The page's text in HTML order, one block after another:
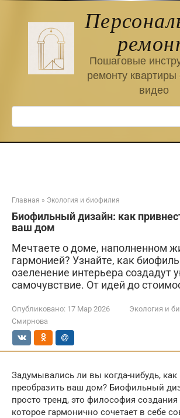
Пошаговые
ремонту
видео
Поиск:
Главная » Экология и биофилия
Биофильный дизайн: как
ваш дом
Мечтаете о доме, наполненном
гармонией? Узнайте, как
озеленение интерьера создадут
самочувствие. От идей до
Опубликовано: 17 Мар 2026 Экология и
Смирнова
Задумывались ли вы когда-нибудь,
преобразить ваш дом? Биофильный
просто тренд, это философия создания
которое гармонично сочетает в себе